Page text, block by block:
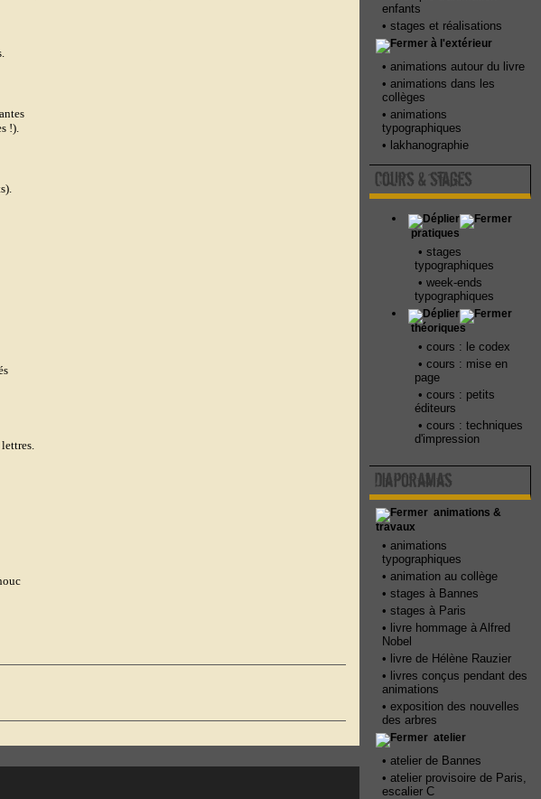
!).
enfants
• stages et réalisations
à l'extérieur
• animations autour du livre
• animations dans les
collèges
• animations
typographiques
• lakhanographie
Cours & stages
pratiques
• stages
typographiques
• week-ends
typographiques
théoriques
• cours : le codex
• cours : mise en
page
• cours : petits
éditeurs
• cours : techniques
d'impression
Diaporamas
animations &
travaux
• animations
typographiques
• animation au collège
• stages à Bannes
• stages à Paris
• livre hommage à Alfred
Nobel
• livre de Hélène Rauzier
• livres conçus pendant des
animations
• exposition des nouvelles
des arbres
atelier
• atelier de Bannes
• atelier provisoire de Paris,
escalier C